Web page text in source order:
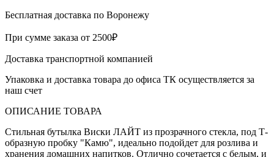
Бесплатная доставка по Воронежу
При сумме заказа от 2500₽
Доставка транспортной компанией
Упаковка и доставка товара до офиса ТК осуществляется за
наш счет
ОПИСАНИЕ ТОВАРА
Стильная бутылка Виски ЛАЙТ из прозрачного стекла, под Т-
образную пробку "Камю", идеально подойдет для розлива и
хранения домашних напитков. Отлично сочетается с белым, и